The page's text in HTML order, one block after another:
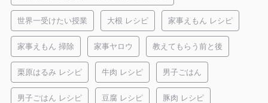
世界一受けたい授業 大根 レシピ 家事えもん レシピ
家事えもん 掃除 家事ヤロウ 教えてもらう前と後
栗原はるみ レシピ 牛肉 レシピ 男子ごはん
男子ごはん レシピ 豆腐 レシピ 豚肉 レシピ